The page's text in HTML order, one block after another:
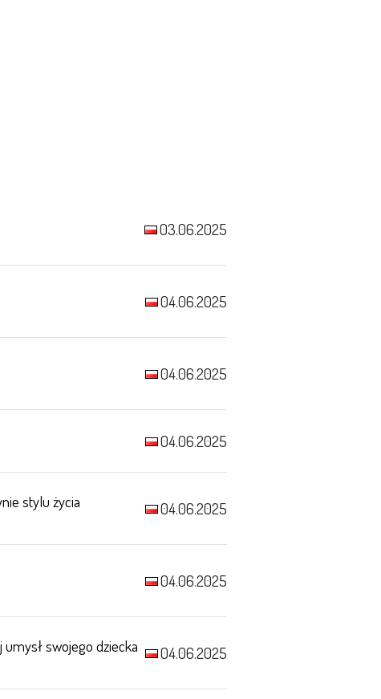
03.06.2025
04.06.2025
04.06.2025
04.06.2025
stylu życia 04.06.2025
04.06.2025
swojego dziecka 04.06.2025